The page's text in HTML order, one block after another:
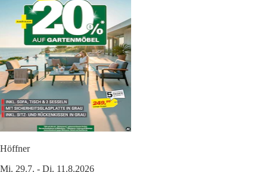
Höffner
Mi. 29.7. - Di. 11.8.2026